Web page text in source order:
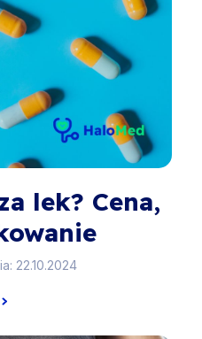
lek? Cena,
22.10.2024